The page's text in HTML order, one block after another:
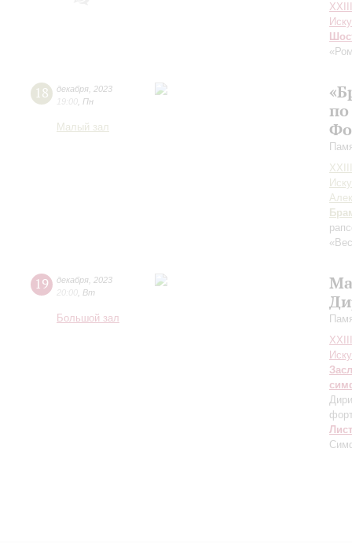
18 декабря 2023
19:00 Пн
Малый зал
по
19 декабря 2023
20:00 Вт
Большой зал
Лист